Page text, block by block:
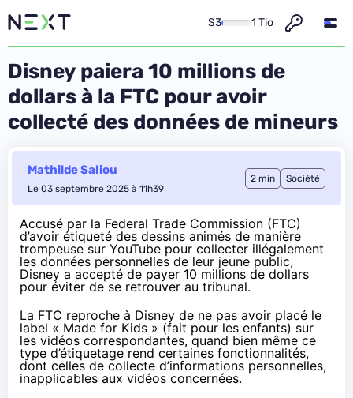
S3 1 Tio
Disney paiera 10 millions de
dollars à la FTC pour avoir
collecté des données de mineurs
Mathilde Saliou
Le 03 septembre 2025 à 11h39
2 min Société
Accusé par la Federal Trade Commission (FTC)
d’avoir étiqueté des dessins animés de manière
trompeuse sur YouTube pour collecter illégalement
les données personnelles de leur jeune public,
Disney a accepté de payer 10 millions de dollars
pour éviter de se retrouver au tribunal.
La FTC reproche à Disney de ne pas avoir placé le
label « Made for Kids » (fait pour les enfants) sur
les vidéos correspondantes, quand bien même ce
type d’étiquetage rend certaines fonctionnalités,
dont celles de collecte d’informations personnelles,
inapplicables aux vidéos concernées.